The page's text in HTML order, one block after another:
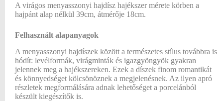
A virágos menyasszonyi hajdísz hajékszer mérete körben a
hajpánt alap nélkül 39cm, átmérője 18cm.
Felhasznált alapanyagok
A menyasszonyi hajdíszek között a természetes stílus továbbra is
hódít: levélformák, virágminták és igazgyöngyök gyakran
jelennek meg a hajékszereken. Ezek a díszek finom romantikát
és könnyedséget kölcsönöznek a megjelenésnek. Az ilyen apró
részletek megformálására adnak lehetőséget a porcelánból
készült kiegészítők is.